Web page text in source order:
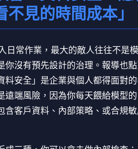
不見的時間成本」
日常作業，最大的敵人往往不是
你沒有預先設計的治理。報導也
料安全」是企業與個人都得面對
遠端風險，因為你每天餵給模型
含客戶資料、內部策略、或合規